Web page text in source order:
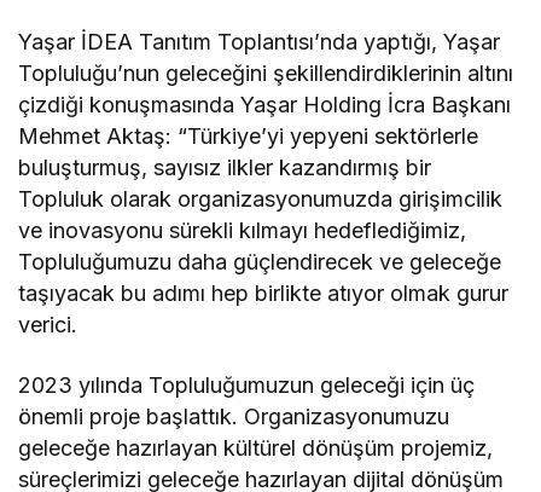
Yaşar İDEA Tanıtım Toplantısı’nda yaptığı, Yaşar
Topluluğu’nun geleceğini şekillendirdiklerinin altını
çizdiği konuşmasında Yaşar Holding İcra Başkanı
Mehmet Aktaş: “Türkiye’yi yepyeni sektörlerle
buluşturmuş, sayısız ilkler kazandırmış bir
Topluluk olarak organizasyonumuzda girişimcilik
ve inovasyonu sürekli kılmayı hedeflediğimiz,
Topluluğumuzu daha güçlendirecek ve geleceğe
taşıyacak bu adımı hep birlikte atıyor olmak gurur
verici.
2023 yılında Topluluğumuzun geleceği için üç
önemli proje başlattık. Organizasyonumuzu
geleceğe hazırlayan kültürel dönüşüm projemiz,
süreçlerimizi geleceğe hazırlayan dijital dönüşüm